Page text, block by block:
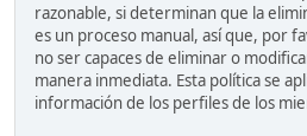
razonable, si determinan que la
es un proceso manual, así que, por
no ser capaces de eliminar o
manera inmediata. Esta política se
información de los perfiles de los